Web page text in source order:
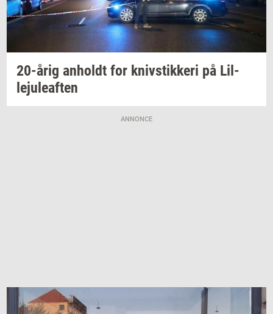
20-årig an­holdt for kniv­stik­ke­ri på Lil­
leju­le­af­ten
ANNONCE